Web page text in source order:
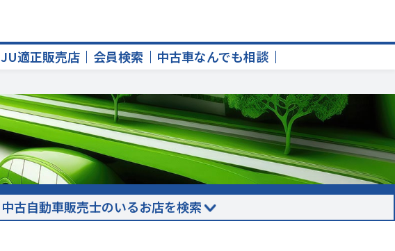
JU適正販売店 会員検索 中古車なんでも相談
中古自動車販売士のいるお店を検索